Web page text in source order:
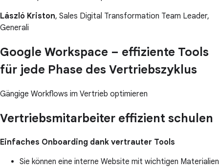
László Kriston, Sales Digital Transformation Team Leader,
Generali
Google Workspace – effiziente Tools
für jede Phase des Vertriebszyklus
Gängige Workflows im Vertrieb optimieren
Vertriebsmitarbeiter effizient schulen
Einfaches Onboarding dank vertrauter Tools
Sie können eine interne Website mit wichtigen Materialien